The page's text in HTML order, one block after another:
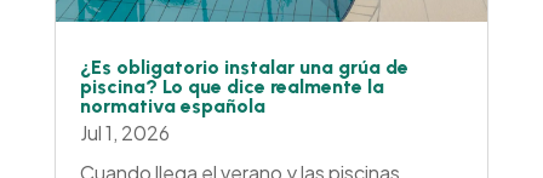
¿Es obligatorio instalar una grúa de
piscina? Lo que dice realmente la
normativa española
Jul 1, 2026
Cuando llega el verano y las piscinas